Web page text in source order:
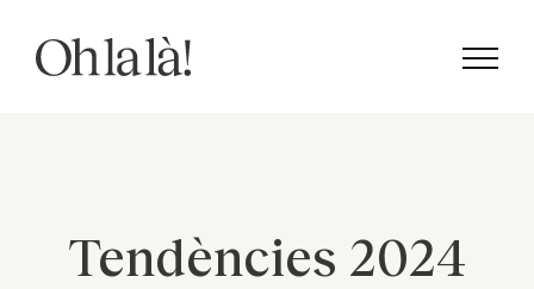
content
Tendències 2024